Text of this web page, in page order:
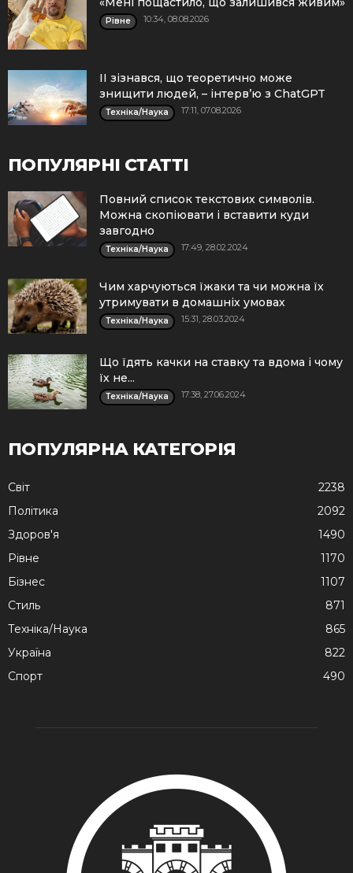
Рівне 10:34, 08.08.2026
ІІ зізнався, що теоретично може
знищити людей, – інтерв’ю з ChatGPT
Техніка/Наука 17:11, 07.08.2026
ПОПУЛЯРНІ СТАТТІ
Повний список текстових символів.
Можна скопіювати і вставити куди
завгодно
Техніка/Наука 17:49, 28.02.2024
Чим харчуються їжаки та чи можна їх
утримувати в домашніх умовах
Техніка/Наука 15:31, 28.03.2024
Що їдять качки на ставку та вдома і чому
їх не...
Техніка/Наука 17:38, 27.06.2024
ПОПУЛЯРНА КАТЕГОРІЯ
Cвіт
2238
Політика
2092
Здоров'я
1490
Рівне
1170
Бізнес
1107
Стиль
871
Техніка/Наука
865
Україна
822
Спорт
490